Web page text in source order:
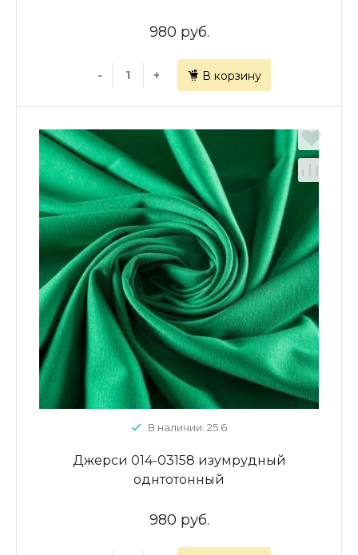
980 руб.
- + В корзину
В наличии: 25.6
Джерси 014-03158 изумрудный
однтотонный
980 руб.